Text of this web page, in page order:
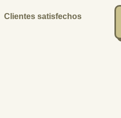
Clientes satisfechos